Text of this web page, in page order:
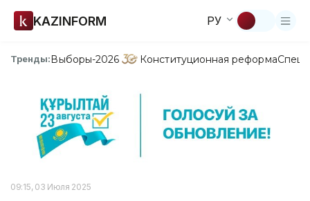
KAZINFORM РУ
Тренды:Выборы-2026 Конституционная реформа
09:15, 03 Июля 2025